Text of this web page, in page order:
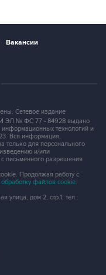
Вакансии
Сетевое издание
ЭЛ № ФС 77 - 84928 выдано
технологий и
Вся информация,
только для персонального
и/или
письменного разрешения
Продолжая работу с
обработку файлов cookie.
улица, дом 2, стр.1, тел.: